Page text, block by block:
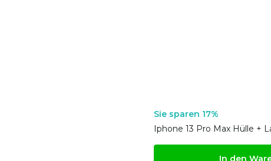
Sie sparen 17%
Iphone 13 Pro Max Hülle +
In den